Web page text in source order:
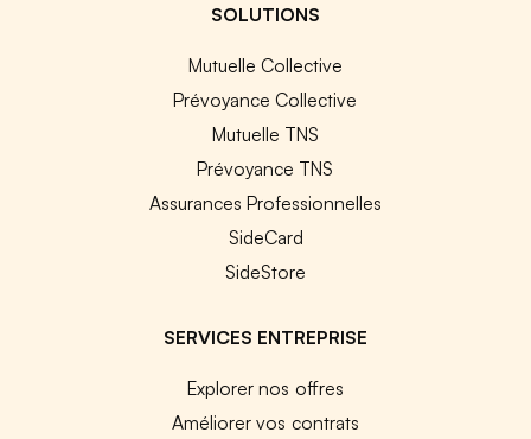
SOLUTIONS
Mutuelle Collective
Prévoyance Collective
Mutuelle TNS
Prévoyance TNS
Assurances Professionnelles
SideCard
SideStore
SERVICES ENTREPRISE
Explorer nos offres
Améliorer vos contrats